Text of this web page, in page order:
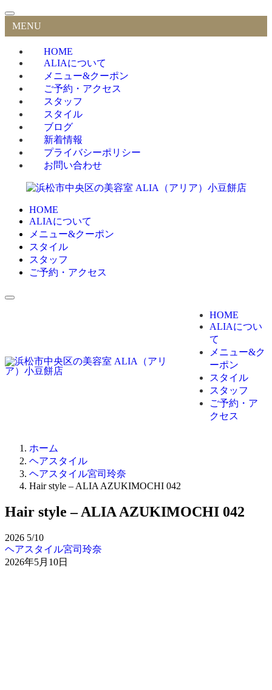
MENU
HOME
ALIAについて
メニュー&クーポン
ご予約・アクセス
スタッフ
スタイル
ブログ
新着情報
プライバシーポリシー
お問い合わせ
HOME
ALIAについて
メニュー&クーポン
スタイル
スタッフ
ご予約・アクセス
HOME
ALIAについ
て
メニュー&ク
ーポン
スタイル
スタッフ
ご予約・ア
クセス
ホーム
ヘアスタイル
ヘアスタイル宮司玲奈
Hair style – ALIA AZUKIMOCHI 042
Hair style – ALIA AZUKIMOCHI 042
2026 5/10
ヘアスタイル宮司玲奈
2026年5月10日